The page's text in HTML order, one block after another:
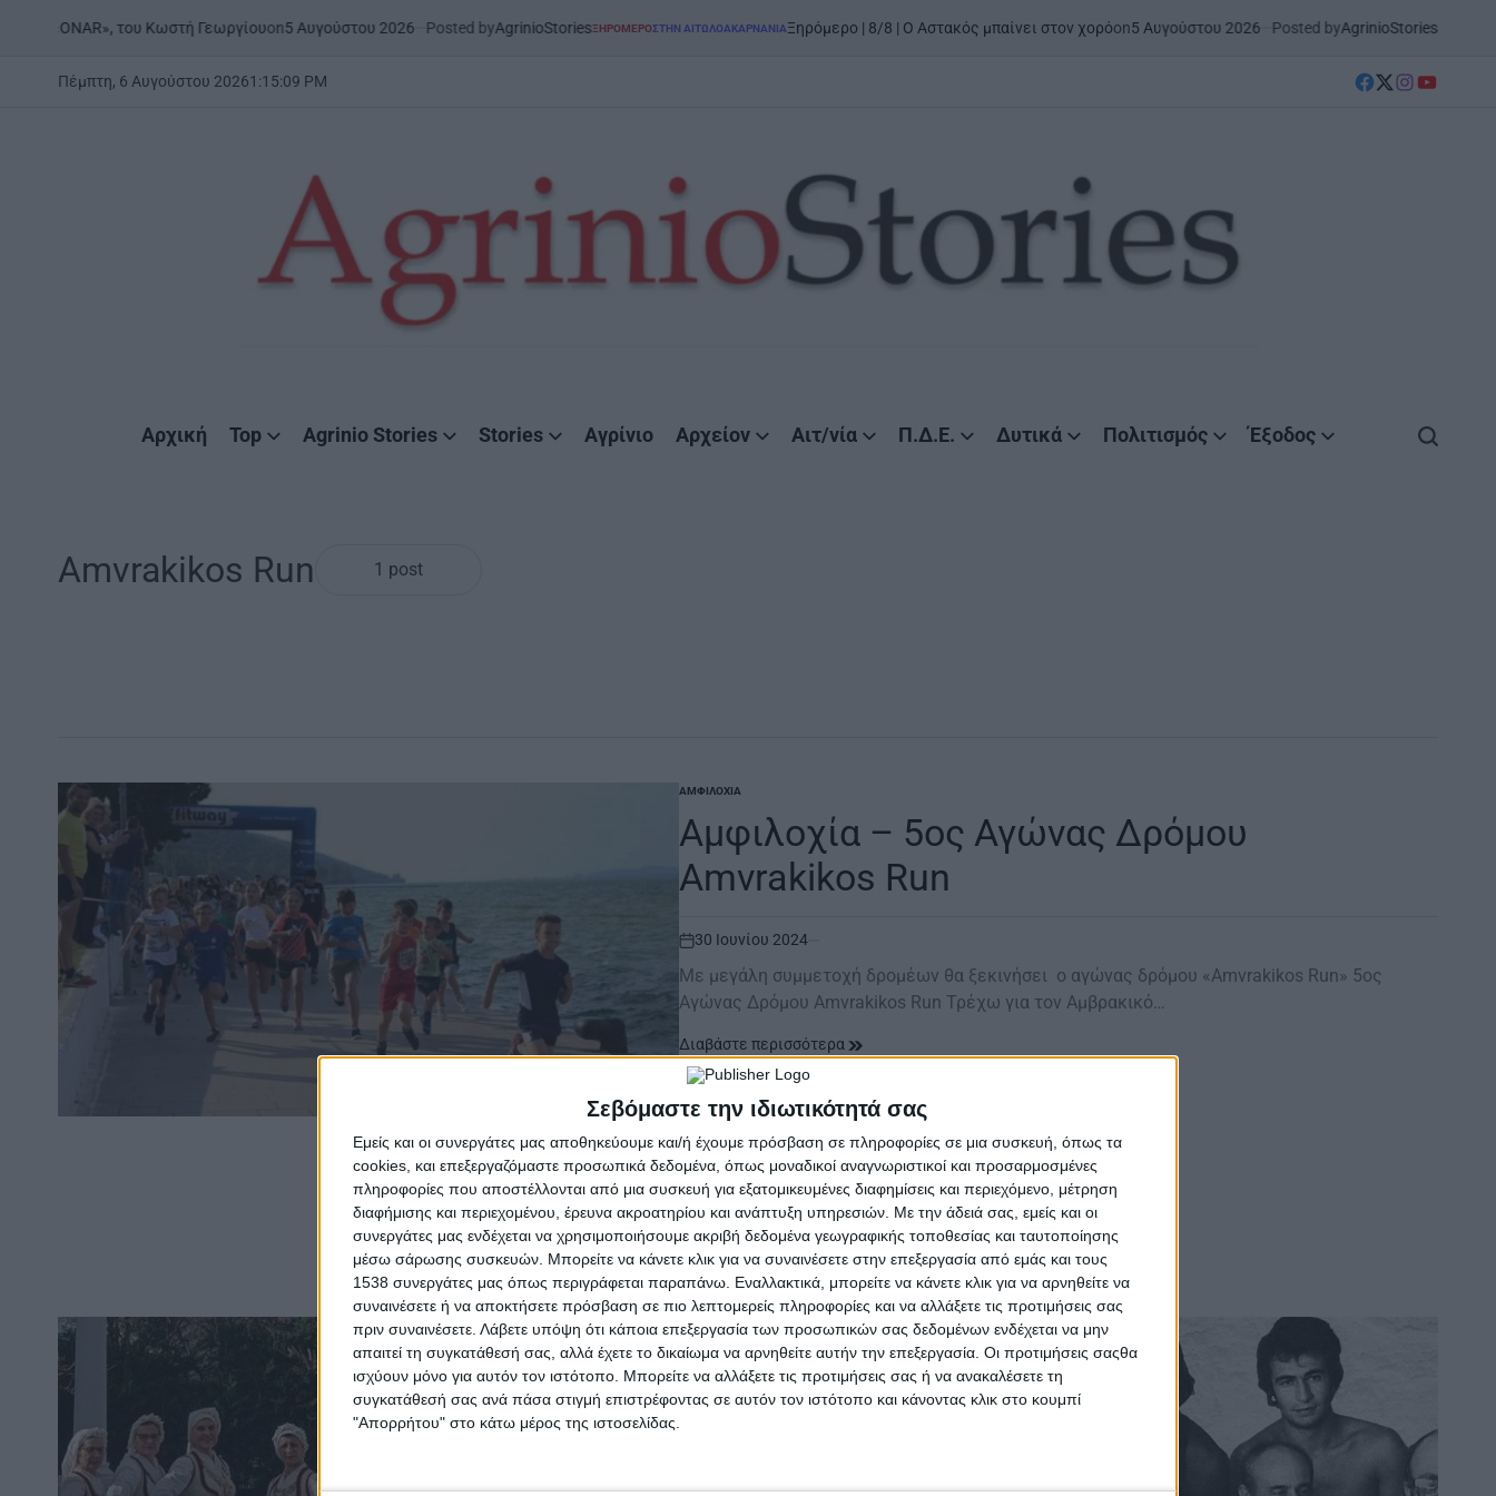
Σεβόμαστε την ιδιωτικότητά σας
Εμείς και οι συνεργάτες μας αποθηκεύουμε και/ή έχουμε πρόσβαση σε πληροφορίες σε μια συσκευή, όπως τα
cookies, και επεξεργαζόμαστε προσωπικά δεδομένα, όπως μοναδικοί αναγνωριστικοί και προσαρμοσμένες
πληροφορίες που αποστέλλονται από μια συσκευή για εξατομικευμένες διαφημίσεις και περιεχόμενο, μέτρηση
διαφήμισης και περιεχομένου, έρευνα ακροατηρίου και ανάπτυξη υπηρεσιών. Με την άδειά σας, εμείς και οι
συνεργάτες μας ενδέχεται να χρησιμοποιήσουμε ακριβή δεδομένα γεωγραφικής τοποθεσίας και ταυτοποίησης
μέσω σάρωσης συσκευών. Μπορείτε να κάνετε κλικ για να συναινέσετε στην επεξεργασία από εμάς και τους
1538 συνεργάτες μας όπως περιγράφεται παραπάνω. Εναλλακτικά, μπορείτε να κάνετε κλικ για να αρνηθείτε να
συναινέσετε ή να αποκτήσετε πρόσβαση σε πιο λεπτομερείς πληροφορίες και να αλλάξετε τις προτιμήσεις σας
πριν συναινέσετε. Λάβετε υπόψη ότι κάποια επεξεργασία των προσωπικών σας δεδομένων ενδέχεται να μην
απαιτεί τη συγκατάθεσή σας, αλλά έχετε το δικαίωμα να αρνηθείτε αυτήν την επεξεργασία. Οι προτιμήσεις σαςθα
ισχύουν μόνο για αυτόν τον ιστότοπο. Μπορείτε να αλλάξετε τις προτιμήσεις σας ή να ανακαλέσετε τη
συγκατάθεσή σας ανά πάσα στιγμή επιστρέφοντας σε αυτόν τον ιστότοπο και κάνοντας κλικ στο κουμπί
"Απορρήτου" στο κάτω μέρος της ιστοσελίδας.
του Κωστή Γεωργίουon5 Αυγούστου 2026 Posted byAgrinioStoriesPOSTED
ΞΗΡΟΜΕΡΟΣΤΗΝ ΑΙΤΩΛΟΑΚΑΡΝΑΝΊΑΞηρόμερο | 8/8 | Ο Αστακός μπαίνει στον χορόon5 Αυγούστου 2026 Posted byAgrinioStoriesPOSTED
ΜΕΣΟΛΌΓΓΙ
Πέμπτη, 6 Αυγούστου 20261 :15:10 PM
facebook
Twitter
instagram
YouTube
Αρχική Top Agrinio Stories Stories Αγρίνιο Αρχείον Αιτ/νία Π.Δ.Ε. Δυτικά Πολιτισμός Έξοδος
Αmvrakikos Run 1 post
POSTED
ΑΜΦΙΛΟΧΊΑ
Αμφιλοχία – 5ος Αγώνας Δρόμου
Αmvrakikos Run
on
30 Ιουνίου 2024
Με μεγάλη συμμετοχή δρομέων θα ξεκινήσει ο αγώνας δρόμου «Αmvrakikos Run» 5ος
Αγώνας Δρόμου Αmvrakikos Run Τρέχω για τον Αμβρακικό…
Διαβάστε περισσότερα